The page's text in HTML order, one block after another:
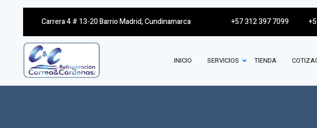
Carrera 4 # 13-20 Barrio Madrid, Cundinamarca +57 312 397 7099
INICIO SERVICIOS TIENDA